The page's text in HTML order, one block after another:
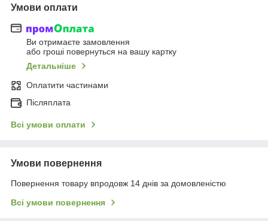
Умови оплати
Ви отримаєте замовлення
або гроші повернуться на вашу картку
Детальніше
Оплатити частинами
Післяплата
Всі умови оплати
Умови повернення
Повернення товару впродовж 14 днів за домовленістю
Всі умови повернення